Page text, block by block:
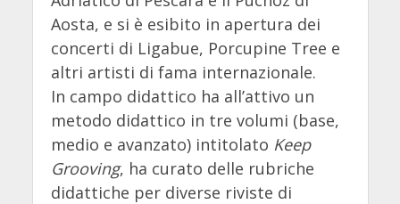
Aosta, e si è esibito in apertura dei
concerti di Ligabue, Porcupine Tree e
altri artisti di fama internazionale.
In campo didattico ha all’attivo un
metodo didattico in tre volumi (base,
medio e avanzato) intitolato Keep
Grooving, ha curato delle rubriche
didattiche per diverse riviste di